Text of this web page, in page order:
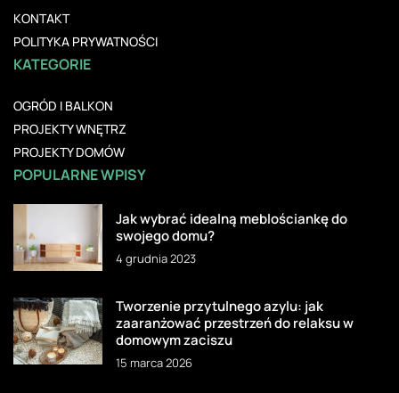
KONTAKT
POLITYKA PRYWATNOŚCI
KATEGORIE
OGRÓD I BALKON
PROJEKTY WNĘTRZ
PROJEKTY DOMÓW
POPULARNE WPISY
Jak wybrać idealną meblościankę do
swojego domu?
4 grudnia 2023
Tworzenie przytulnego azylu: jak
zaaranżować przestrzeń do relaksu w
domowym zaciszu
15 marca 2026